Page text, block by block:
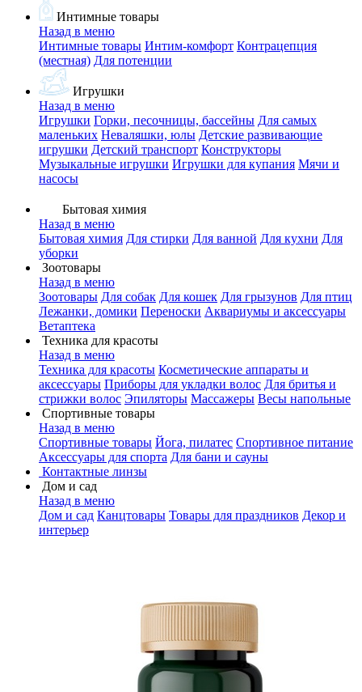
Интимные товары
Назад в меню
Интимные товары Интим-комфорт Контрацепция
(местная) Для потенции
Игрушки
Назад в меню
Игрушки Горки, песочницы, бассейны Для самых
маленьких Неваляшки, юлы Детские развивающие
игрушки Детский транспорт Конструкторы
Музыкальные игрушки Игрушки для купания Мячи и
насосы
Бытовая химия
Назад в меню
Бытовая химия Для стирки Для ванной Для кухни Для
уборки
Зоотовары
Назад в меню
Зоотовары Для собак Для кошек Для грызунов Для птиц
Лежанки, домики Переноски Аквариумы и аксессуары
Ветаптека
Техника для красоты
Назад в меню
Техника для красоты Косметические аппараты и
аксессуары Приборы для укладки волос Для бритья и
стрижки волос Эпиляторы Массажеры Весы напольные
Спортивные товары
Назад в меню
Спортивные товары Йога, пилатес Спортивное питание
Аксессуары для спорта Для бани и сауны
Контактные линзы
Дом и сад
Назад в меню
Дом и сад Канцтовары Товары для праздников Декор и
интерьер